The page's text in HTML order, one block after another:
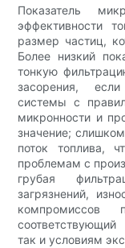
Показатель
эффективности
размер частиц,
Более низкий
тонкую
засорения,
системы с
микронности и
значение;
поток топлива,
проблемам с
грубая
загрязнений,
так и условиям